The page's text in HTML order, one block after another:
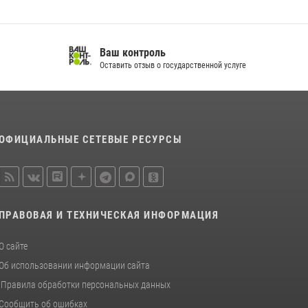
для воспитанников летнего лагеря в
22 июля 2026, 07:28 4
08 июля 2026, 12:16 1
Ваш контроль
Оставить отзыв о государственной услуге
СЕТЕВЫЕ РЕСУРСЫ
ПРАВОВАЯ И ТЕХНИЧЕСКАЯ ИНФОРМАЦИЯ
О сайте
Об использовании информации сайта
Правила обработки персональных данных
Сообщить об ошибках